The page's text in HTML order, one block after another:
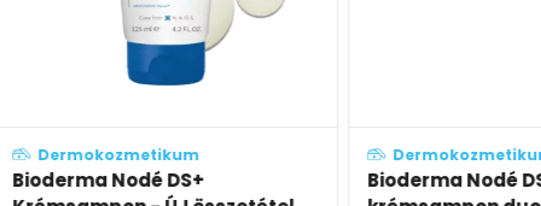
Dermokozmetikum
Bioderma Nodé DS+